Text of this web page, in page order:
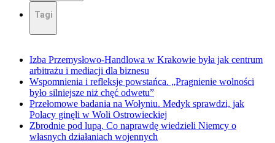
Tagi
Izba Przemysłowo-Handlowa w Krakowie była jak centrum
arbitrażu i mediacji dla biznesu
Wspomnienia i refleksje powstańca. „Pragnienie wolności
było silniejsze niż chęć odwetu”
Przełomowe badania na Wołyniu. Medyk sprawdzi, jak
Polacy ginęli w Woli Ostrowieckiej
Zbrodnie pod lupą. Co naprawdę wiedzieli Niemcy o
własnych działaniach wojennych